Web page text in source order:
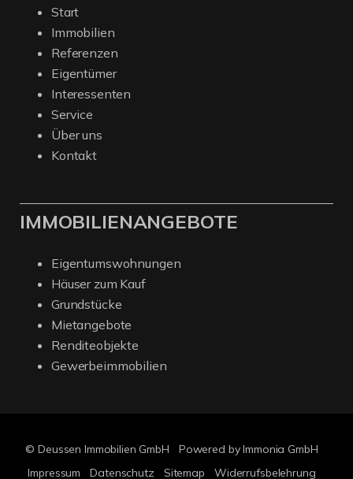
Start
Immobilien
Referenzen
Eigentümer
Interessenten
Service
Über uns
Kontakt
IMMOBILIENANGEBOTE
Eigentumswohnungen
Häuser zum Kauf
Grundstücke
Mietangebote
Renditeobjekte
Gewerbeimmobilien
© Deussen Immobilien GmbH
Powered by Immonia GmbH
Impressum
Datenschutz Sitemap Widerrufsbelehrung